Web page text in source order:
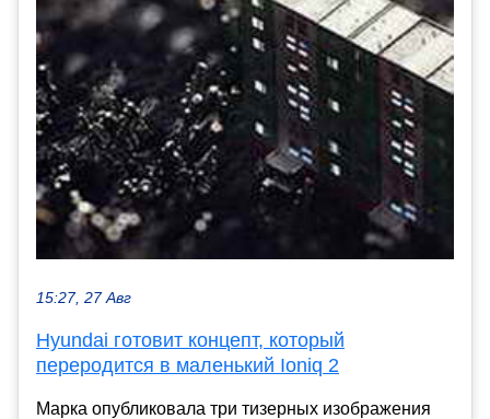
15:27, 27 Авг
Hyundai готовит концепт, который
переродится в маленький Ioniq 2
Марка опубликовала три тизерных изображения